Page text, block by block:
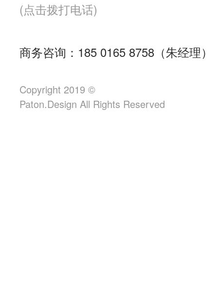
(点击拨打电话)
商务咨询：185 0165 8758（朱经理）
Copyright 2019 ©
Paton.Design All Rights Reserved